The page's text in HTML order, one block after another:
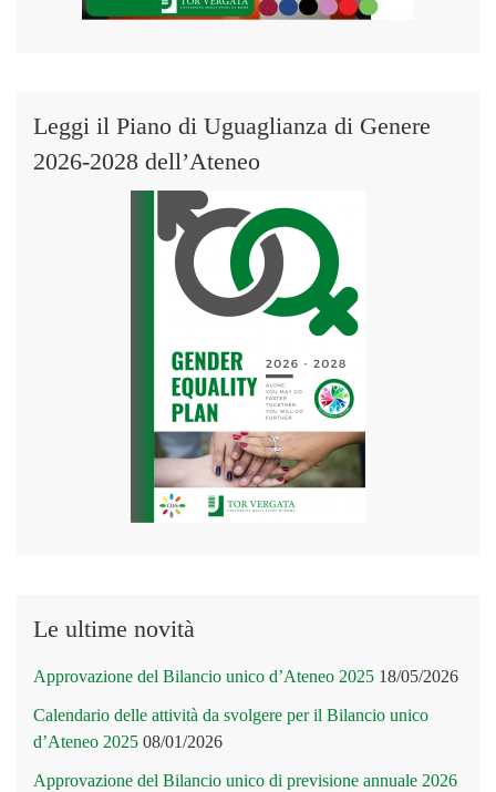
Leggi il Piano di Uguaglianza di Genere
2026-2028 dell’Ateneo
Le ultime novità
Approvazione del Bilancio unico d’Ateneo 2025 18/05/2026
Calendario delle attività da svolgere per il Bilancio unico
d’Ateneo 2025 08/01/2026
Approvazione del Bilancio unico di previsione annuale 2026